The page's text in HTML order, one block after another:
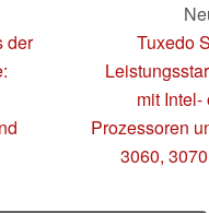
der
Tuxedo
mit
Prozessoren
3060,